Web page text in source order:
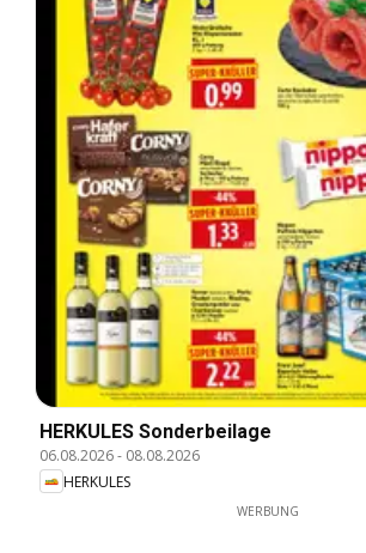
HERKULES Sonderbeilage
06.08.2026- 08.08.2026
HERKULES
WERBUNG